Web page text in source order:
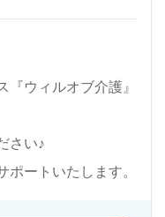
『ウィルオブ介護』
さい♪
ポートいたします。